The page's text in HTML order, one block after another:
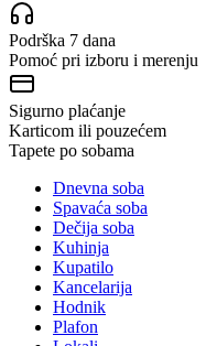
Podrška 7 dana
Pomoć pri izboru i merenju
Sigurno plaćanje
Karticom ili pouzećem
Tapete po sobama
Dnevna soba
Spavaća soba
Dečija soba
Kuhinja
Kupatilo
Kancelarija
Hodnik
Plafon